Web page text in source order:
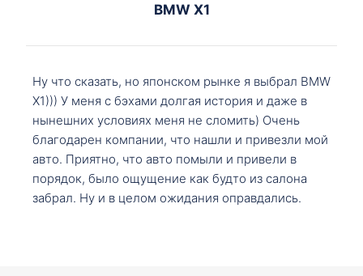
BMW X1
Ну что сказать, но японском рынке я выбрал BMW
X1))) У меня с бэхами долгая история и даже в
нынешних условиях меня не сломить) Очень
благодарен компании, что нашли и привезли мой
авто. Приятно, что авто помыли и привели в
порядок, было ощущение как будто из салона
забрал. Ну и в целом ожидания оправдались.